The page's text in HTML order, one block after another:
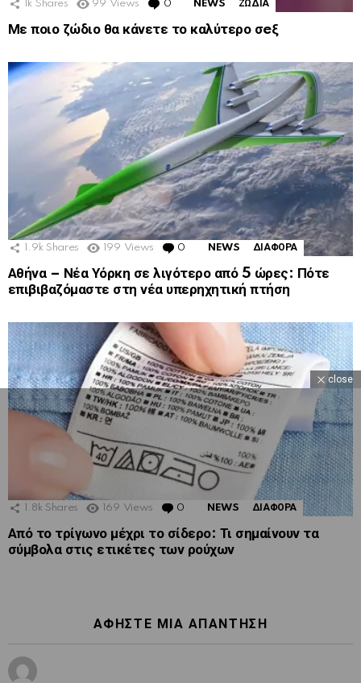
1k Shares 99 Views 0 Comments
NEWS ΖΩΔΙΑ
Με ποιο ζώδιο θα κάνετε το καλύτερο σeξ
1.9k Shares 199 Views 0 Comments
NEWS ΔΙΑΦΟΡΑ
Αθήνα – Νέα Υόρκη σε λιγότερο από 5 ώρες: Πότε
επιβιβαζόμαστε στη νέα υπερηχητική πτήση
1.8k Shares 169 Views 0 Comments
NEWS ΔΙΑΦΟΡΑ
Από το τρίγωνο μέχρι το σίδερο: Τι σημαίνουν τα
σύμβολα στις ετικέτες των ρούχων
ΑΦΉΣΤΕ ΜΙΑ ΑΠΆΝΤΗΣΗ
close